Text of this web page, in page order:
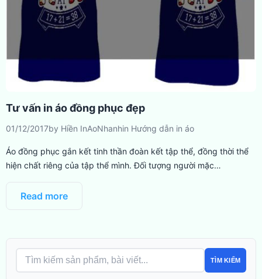
Tư vấn in áo đồng phục đẹp
01/12/2017by Hiền InAoNhanhin Hướng dẫn in áo
Áo đồng phục gắn kết tinh thần đoàn kết tập thể, đồng thời thể
hiện chất riêng của tập thể mình. Đối tượng người mặc…
Read more
TÌM KIẾM